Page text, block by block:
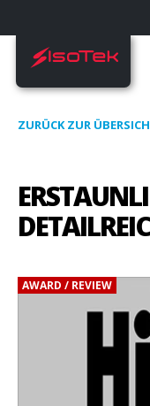
ZURÜCK ZUR
AWARD / REVIEW